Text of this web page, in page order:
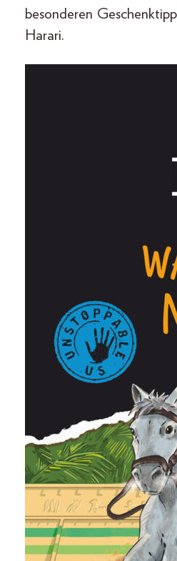
besonderen
Harari.